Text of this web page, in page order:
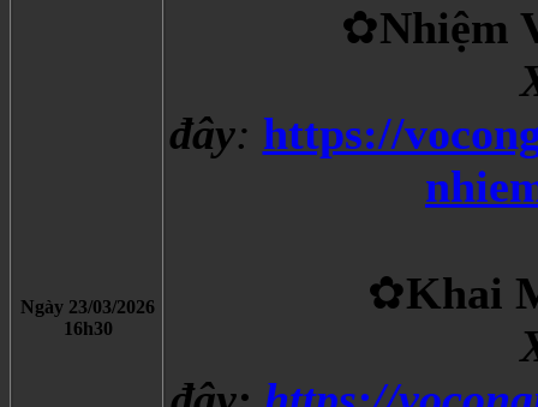
Ngày 23/03/2026
​16h30
✿Nhiệm
đây: https://
✿Khai